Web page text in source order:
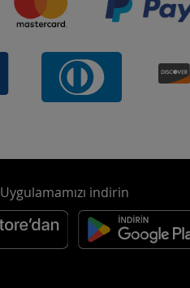
Uygulamamızı indirin